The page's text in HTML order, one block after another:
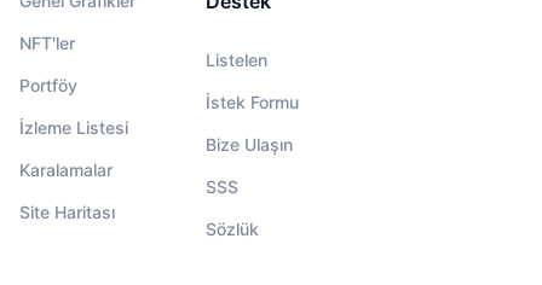
NFT'ler
Portföy
İzleme Listesi
Karalamalar
Site Haritası
Listelen
İstek Formu
Bize Ulaşın
SSS
Sözlük